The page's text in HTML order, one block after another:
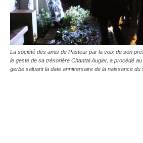
La société des amis de Pasteur par la voix de son
le geste de sa trésorière Chantal Augier, a procédé
gerbe saluant la date anniversaire de la naissance du